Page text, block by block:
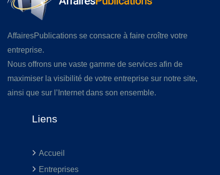
AffairesPublications se consacre à faire croître votre
entreprise.
Nous offrons une vaste gamme de services afin de
maximiser la visibilité de votre entreprise sur notre site,
ainsi que sur l’Internet dans son ensemble.
Liens
Accueil
Entreprises